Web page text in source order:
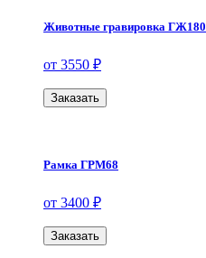
Животные гравировка ГЖ180
от 3550 ₽
Заказать
Рамка ГРМ68
от 3400 ₽
Заказать